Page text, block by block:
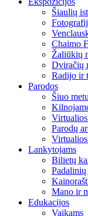
Šiaulių
Chaimo
Žaliūkių
Dviračių
Radijo ir
Parodos
Šiuo
Parodų
Lankytojams
Bilietų
Mano ir
Edukacijos
Vaikams